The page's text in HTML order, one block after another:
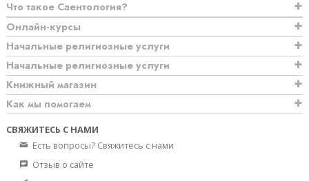
Что такое Саентология?
Онлайн-курсы
Начальные религиозные услуги
Начальные религиозные услуги
Книжный магазин
Как мы помогаем
СВЯЖИТЕСЬ С НАМИ
Есть вопросы? Свяжитесь с нами
Отзыв о сайте